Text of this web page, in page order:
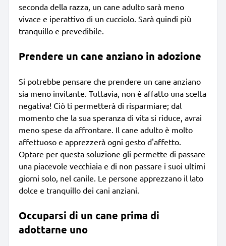
seconda della razza, un cane adulto sarà meno
vivace e iperattivo di un cucciolo. Sarà quindi più
tranquillo e prevedibile.
Prendere un cane anziano in adozione
Si potrebbe pensare che prendere un cane anziano
sia meno invitante. Tuttavia, non è affatto una scelta
negativa! Ciò ti permetterà di risparmiare; dal
momento che la sua speranza di vita si riduce, avrai
meno spese da affrontare. Il cane adulto è molto
affettuoso e apprezzerà ogni gesto d'affetto.
Optare per questa soluzione gli permette di passare
una piacevole vecchiaia e di non passare i suoi ultimi
giorni solo, nel canile. Le persone apprezzano il lato
dolce e tranquillo dei cani anziani.
Occuparsi di un cane prima di
adottarne uno